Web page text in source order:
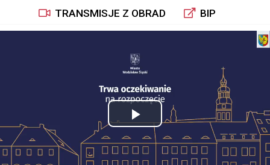
TRANSMISJE Z OBRAD
BIP
Play
Video